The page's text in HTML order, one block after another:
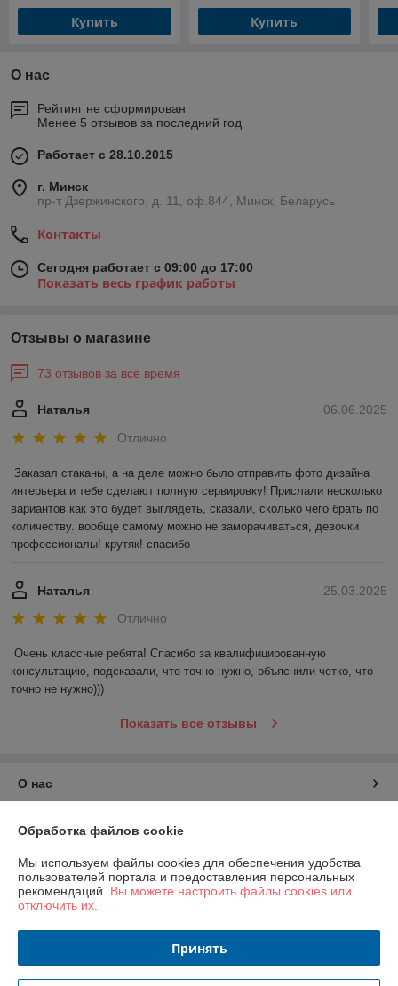
Купить Купить
О нас
Рейтинг не сформирован
Менее 5 отзывов за последний год
Работает с 28.10.2015
г. Минск
пр-т Дзержинского, д. 11, оф.844, Минск, Беларусь
Контакты
Сегодня работает с 09:00 до 17:00
Показать весь график работы
Отзывы о магазине
73 отзывов за всё время
06.06.2025
Наталья
Отлично
Заказал стаканы, а на деле можно было отправить фото дизайна
интерьера и тебе сделают полную сервировку! Прислали несколько
вариантов как это будет выглядеть, сказали, сколько чего брать по
количеству. вообще самому можно не заморачиваться, девочки
профессионалы! крутяк! спасибо
25.03.2025
Наталья
Отлично
Очень классные ребята! Спасибо за квалифицированную
консультацию, подсказали, что точно нужно, объяснили четко, что
точно не нужно)))
Показать все отзывы
О нас
Контакты
Доставка и оплата
График работы
Обработка файлов cookie
Мы используем файлы cookies для обеспечения удобства
пользователей портала и предоставления персональных
рекомендаций. Вы можете настроить файлы cookies или
отключить их.
Принять